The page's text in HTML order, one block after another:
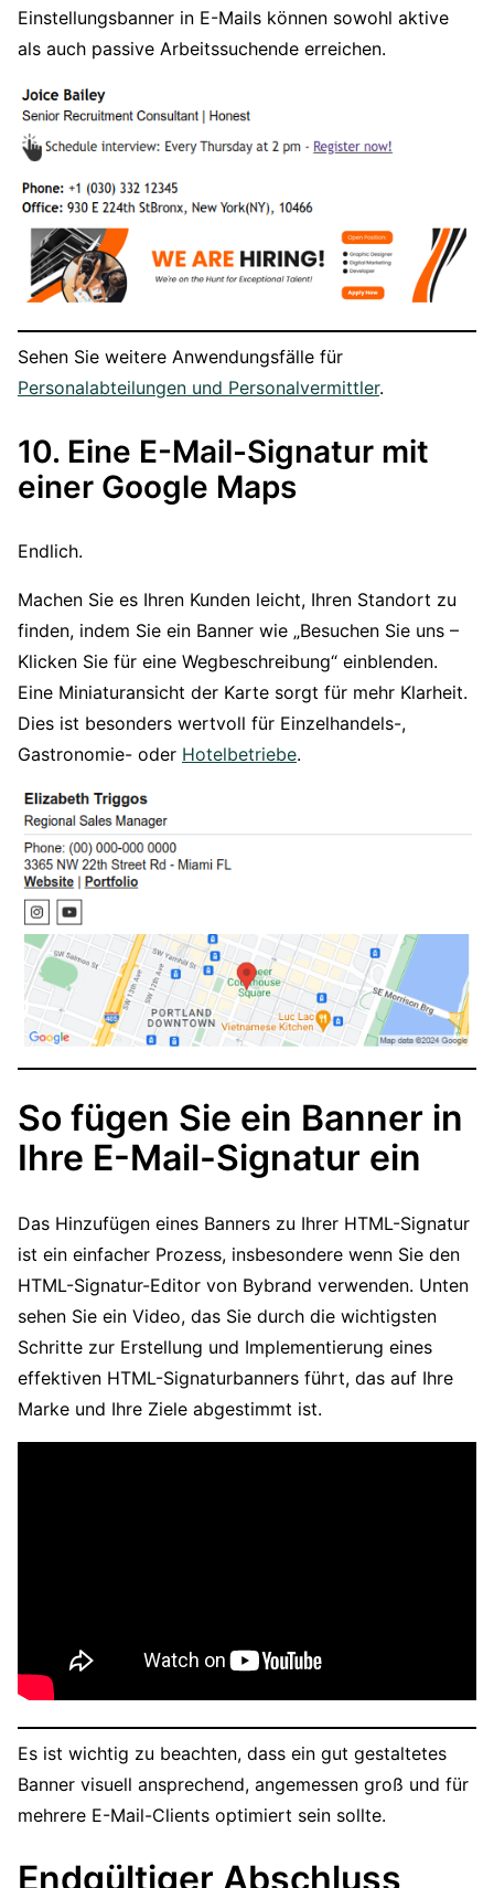
Einstellungsbanner in E-Mails können sowohl aktive
als auch passive Arbeitssuchende erreichen.
Sehen Sie weitere Anwendungsfälle für
Personalabteilungen und Personalvermittler.
10. Eine E-Mail-Signatur mit
einer Google Maps
Endlich.
Machen Sie es Ihren Kunden leicht, Ihren Standort zu
finden, indem Sie ein Banner wie „Besuchen Sie uns –
Klicken Sie für eine Wegbeschreibung“ einblenden.
Eine Miniaturansicht der Karte sorgt für mehr Klarheit.
Dies ist besonders wertvoll für Einzelhandels-,
Gastronomie- oder Hotelbetriebe.
So fügen Sie ein Banner in
Ihre E-Mail-Signatur ein
Das Hinzufügen eines Banners zu Ihrer HTML-Signatur
ist ein einfacher Prozess, insbesondere wenn Sie den
HTML-Signatur-Editor von Bybrand verwenden. Unten
sehen Sie ein Video, das Sie durch die wichtigsten
Schritte zur Erstellung und Implementierung eines
effektiven HTML-Signaturbanners führt, das auf Ihre
Marke und Ihre Ziele abgestimmt ist.
Es ist wichtig zu beachten, dass ein gut gestaltetes
Banner visuell ansprechend, angemessen groß und für
mehrere E-Mail-Clients optimiert sein sollte.
Endgültiger Abschluss